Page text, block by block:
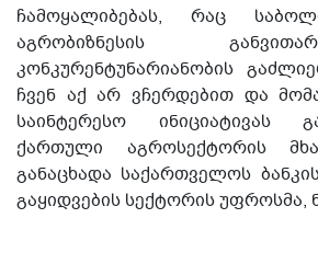
ჩამოყალიბებას, რაც
აგრობიზნესის
კონკურენტუნარიანობის
ჩვენ აქ არ ვჩერდებით და
საინტერესო ინიციატივას
ქართული აგროსექტორის
განაცხადა საქართველოს
გაყიდვების სექტორის უფროსმა,